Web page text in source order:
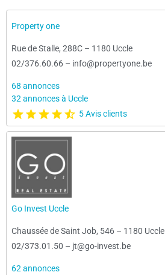
Property one
Rue de Stalle, 288C – 1180 Uccle
02/376.60.66 – info@propertyone.be
68 annonces
32 annonces à Uccle
5 Avis clients
Go Invest Uccle
Chaussée de Saint Job, 546 – 1180 Uccle
02/373.01.50 – jt@go-invest.be
62 annonces